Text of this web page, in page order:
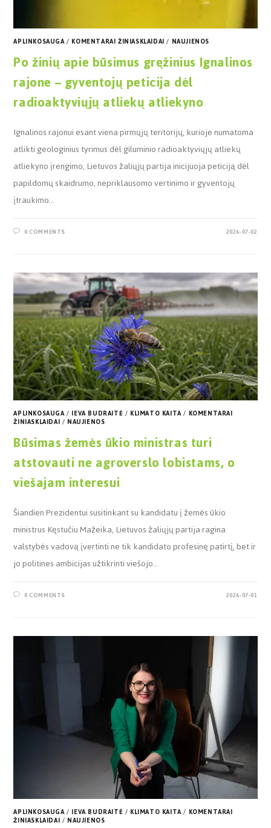
APLINKOSAUGA/ KOMENTARAI ŽINIASKLAIDAI/ NAUJIENOS
Po žinių apie būsimus gręžinius Ignalinos
rajone – gyventojų peticija dėl
radioaktyviųjų atliekų atliekyno
Ignalinos rajonui esant viena pirmųjų teritorijų, kurioje numatoma
atlikti geologinius tyrimus dėl giluminio radioaktyviųjų atliekų
atliekyno įrengimo, Lietuvos žaliųjų partija inicijuoja peticiją dėl
papildomų skaidrumo, nepriklausomo vertinimo ir gyventojų
įtraukimo…
0 COMMENTS 2026-07-02
APLINKOSAUGA/ IEVA BUDRAITĖ/ KLIMATO KAITA/ KOMENTARAI
ŽINIASKLAIDAI/ NAUJIENOS
Būsimas žemės ūkio ministras turi
atstovauti ne agroverslo lobistams, o
viešajam interesui
Šiandien Prezidentui susitinkant su kandidatu į žemės ūkio
ministrus Kęstučiu Mažeika, Lietuvos žaliųjų partija ragina
valstybės vadovą įvertinti ne tik kandidato profesinę patirtį, bet ir
jo politines ambicijas užtikrinti viešojo…
0 COMMENTS 2026-07-01
APLINKOSAUGA/ IEVA BUDRAITĖ/ KLIMATO KAITA/ KOMENTARAI
ŽINIASKLAIDAI/ NAUJIENOS